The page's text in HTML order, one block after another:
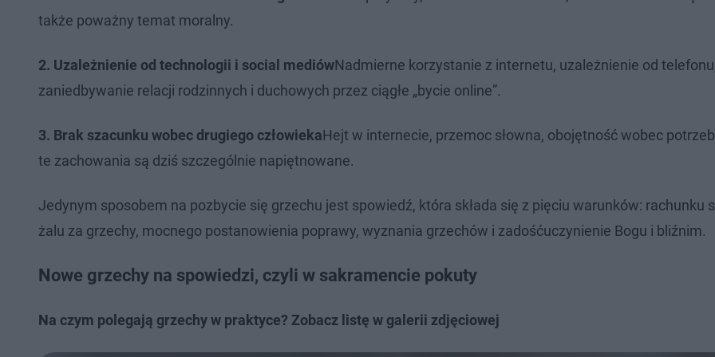
także poważny temat moralny.
2. Uzależnienie od technologii i social mediówNadmierne korzystanie z internetu, uzależnienie od
zaniedbywanie relacji rodzinnych i duchowych przez ciągłe „bycie online”.
3. Brak szacunku wobec drugiego człowiekaHejt w internecie, przemoc słowna, obojętność wobec
te zachowania są dziś szczególnie napiętnowane.
Jedynym sposobem na pozbycie się grzechu jest spowiedź, która składa się z pięciu warunków: rachunku
żalu za grzechy, mocnego postanowienia poprawy, wyznania grzechów i zadośćuczynienie Bogu i bliźnim.
Nowe grzechy na spowiedzi, czyli w sakramencie pokuty
Na czym polegają grzechy w praktyce? Zobacz listę w galerii zdjęciowej